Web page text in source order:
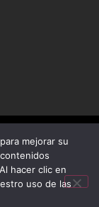
de privacidad
de denuncias
mejorar su
hacer clic en
uso de las